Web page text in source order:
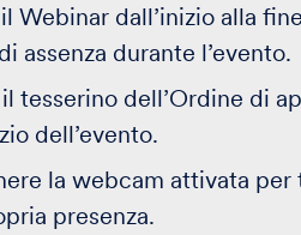
Webinar dall’inizio alla
assenza durante l’evento.
tesserino dell’Ordine di
dell’evento.
la webcam attivata
presenza.